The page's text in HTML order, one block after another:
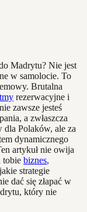
Madrytu? Nie jest
w samolocie. To
Brutalna
rezerwacyjne i
zawsze jesteś
a zwłaszcza
Polaków, ale za
dynamicznego
artykuł nie owija
tobie biznes,
strategie
dać się złapać w
który nie